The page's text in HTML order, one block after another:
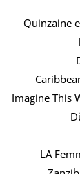
Quinzaine
Imagine This
LA